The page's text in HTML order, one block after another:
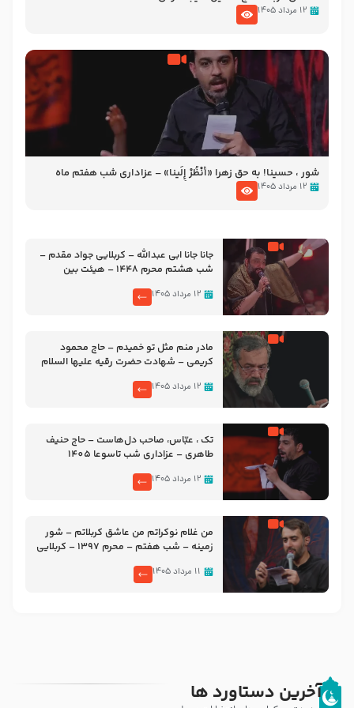
۱۲ مرداد ۱۴۰۵
شور ، حسینا! به‌ حق زهرا «أُنْظُرْ إِلَینا» – عزاداری شب هفتم ماه
محرّم 1405
۱۲ مرداد ۱۴۰۵
جانا جانا ابی عبدالله – کربلایی جواد مقدم –
شب هشتم محرم 1448 – هیئت بین
۱۲ مرداد ۱۴۰۵
مادر منم مثل تو خمیدم – حاج محمود
کریمی – شهادت حضرت رقیه علیها السلام
۱۲ مرداد ۱۴۰۵
تک ، عبّاس، صاحب دل‌هاست – حاج حنیف
طاهری – عزاداری شب تاسوعا 1405
۱۲ مرداد ۱۴۰۵
من غلام نوکراتم من عاشق کربلاتم – شور
زمینه – شب هفتم – محرم 1397 – کربلایی
۱۱ مرداد ۱۴۰۵
آخرین دستاورد ها